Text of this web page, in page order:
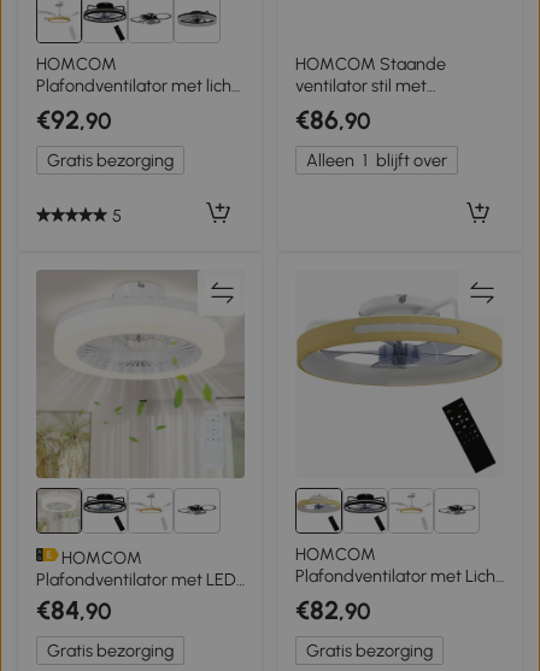
HOMCOM
Plafondventilator met licht
en afstandsbediening, 95
cm moderne LED-
plafondventilator met
intrekbare bladen, naturel
€92,90
Gratis bezorging
5
HOMCOM Staande
ventilator stil met
afstandsbediening, 3 modi,
28 snelheden,
muggenwering &
zwenkfunctie, Zwart
€86,90
Alleen 1 blijft over
HOMCOM
Plafondventilator met LED-
Lamp, 6 Snelheden,
Afstandsbediening, Wit
€84,90
Gratis bezorging
HOMCOM
Plafondventilator met Licht
en Afstandsbediening, 49
cm LED-Plafondventilator
met 3 Kleurtemperaturen,
natuurlijk houtdesign
€82,90
Gratis bezorging